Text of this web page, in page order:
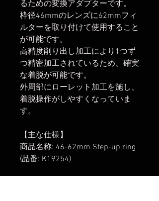
るための変換アダプターです。
枠径46mmのレンズに62mmフィ
ルターを取り付けて使用すること
が可能です。
高精度削り出し加工により1つず
つ精密加工されているため、確実
な着脱が可能です。
外周部にローレット加工を施し、
着脱操作がしやすくなっていま
す。
【主な仕様】
商品名称: 46-62mm Step-up ring
(品番: K19254)